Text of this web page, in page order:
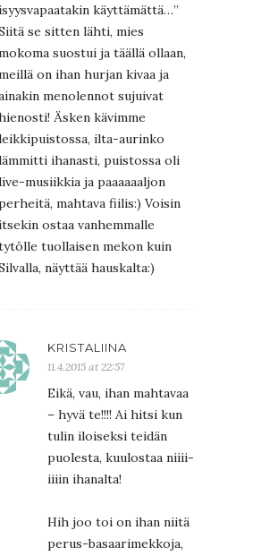
käyttämättä…”
se sitten lähti, mies
suostui ja täällä ollaan,
on ihan hurjan kivaa ja
menolennot sujuivat
Äsken kävimme
ilta-aurinko
ihanasti, puistossa oli
musiikkia ja paaaaaaljon
mahtava fiilis:) Voisin
ostaa vanhemmalle
tuollaisen mekon kuin
näyttää hauskalta:)
KRISTALIINA
11.4.2015 at 22:57
Eikä, vau, ihan mahtavaa
– hyvä te!!!! Ai hitsi kun
tulin iloiseksi teidän
puolesta, kuulostaa niiii-
iiiin ihanalta!
Hih joo toi on ihan niitä
perus-basaarimekkoja,